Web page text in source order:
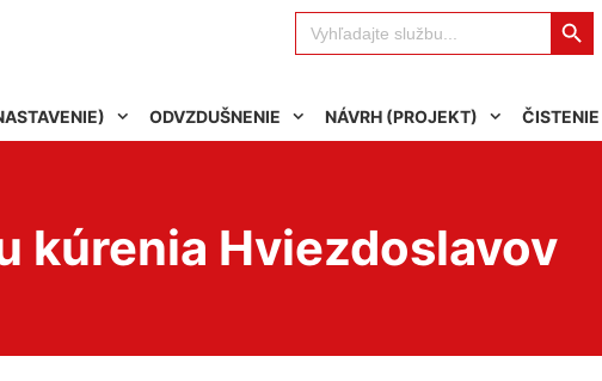
Search
for:
Search Button
ODVZDUŠNENIE NÁVRH (PROJEKT) ČISTENIE
kúrenia Hviezdoslavov